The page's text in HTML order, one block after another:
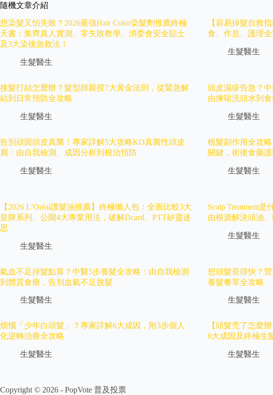
隨機文章介紹
想染髮又怕失敗？2026最強Hair Color染髮劑推薦終極
天書：集齊真人實測、零失敗教學、消委會安全貼士
及3大染後急救法！
生髮醫生
【容易掉髮自救
食、作息、護理
生髮醫生
接髮打結怎麼辦？髮型師親授7大黃金法則，從緊急解
結到日常預防全攻略
生髮醫生
頭皮濕疹告急？
由揀啱洗頭水到
生髮醫生
告別頑固頭皮真菌！專家詳解5大攻略KO真菌性頭皮
屑：由自我檢測、成因分析到根治預防
生髮醫生
植髮副作用全攻
關鍵，術後食藥
生髮醫生
【2026 L’Oréal護髮油推薦】終極懶人包：全面比較3大
皇牌系列、公開4大專業用法，破解Dcard、PTT矽靈迷
思
生髮醫生
Scalp Treatment
由根源解決頭油
生髮醫生
氣血不足掉髮點算？中醫5步養髮全攻略：由自我檢測
到體質食療，告別血氣不足脫髮
生髮醫生
想頭髮長得快？
養髮餐單全攻略
生髮醫生
煩惱「少年白頭髮」？專家詳解6大成因，附3步個人
化逆轉治療全攻略
生髮醫生
【頭髮禿了怎麼
6大成因及終極生
生髮醫生
Copyright © 2026 - PopVote 普及投票